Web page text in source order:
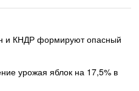
и КНДР формируют опасный
урожая яблок на 17,5% в